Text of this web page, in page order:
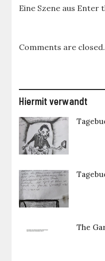
Eine Szene aus Enter
Comments are closed.
Hiermit verwandt
The